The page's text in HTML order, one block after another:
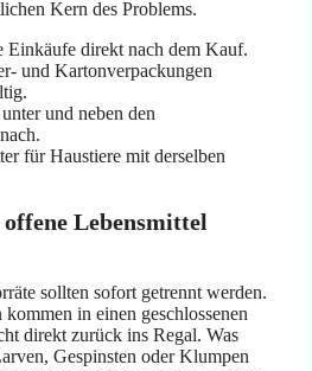
Kern des Problems.
Einkäufe direkt nach dem Kauf.
und Kartonverpackungen
und neben den
für Haustiere mit derselben
offene Lebensmittel
sollten sofort getrennt werden.
in einen geschlossenen
direkt zurück ins Regal. Was
Gespinsten oder Klumpen